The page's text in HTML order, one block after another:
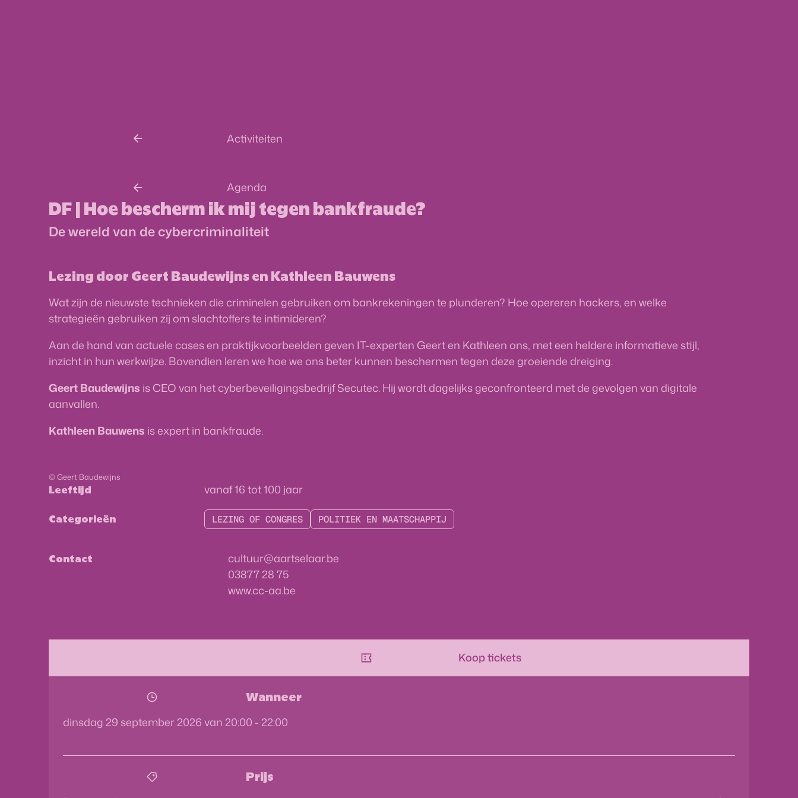
Activiteiten
Agenda
DF | Hoe bescherm ik mij tegen bankfraude?
De wereld van de cybercriminaliteit
Lezing door Geert Baudewijns en Kathleen Bauwens
Wat zijn de nieuwste technieken die criminelen gebruiken om bankrekeningen te plunderen? Hoe opereren hackers, en welke
strategieën gebruiken zij om slachtoffers te intimideren?
Aan de hand van actuele cases en praktijkvoorbeelden geven IT-experten Geert en Kathleen ons, met een heldere informatieve stijl,
inzicht in hun werkwijze. Bovendien leren we hoe we ons beter kunnen beschermen tegen deze groeiende dreiging.
Geert Baudewijns is CEO van het cyberbeveiligingsbedrijf Secutec. Hij wordt dagelijks geconfronteerd met de gevolgen van digitale
aanvallen.
Kathleen Bauwens is expert in bankfraude.
© Geert Baudewijns
Leeftijd vanaf16 tot100 jaar
Categorieën LEZING OF CONGRES POLITIEK EN MAATSCHAPPIJ
Contact E-mailcultuur@aartselaar.be
03877 28 75
Websitewww.cc-aa.be
Koop tickets
Wanneer
dinsdag 29 september 2026 van 20:00 - 22:00
Prijs